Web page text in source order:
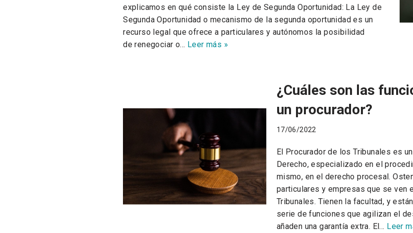
explicamos en qué consiste la Ley de Segunda Oportunidad: La Ley de
Segunda Oportunidad o mecanismo de la segunda oportunidad es un
recurso legal que ofrece a particulares y autónomos la posibilidad
de renegociar o… Leer más »
¿Cuáles son las
un procurador?
17/06/2022
El Procurador de los Tribunales es
Derecho, especializado en el
mismo, en el derecho procesal.
particulares y empresas que se ven
Tribunales. Tienen la facultad, y
serie de funciones que agilizan el
añaden una garantía extra. El… Leer